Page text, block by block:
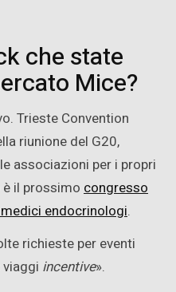
che state
Mice?
Trieste Convention
riunione del G20,
associazioni per i propri
è il prossimo congresso
endocrinologi.
richieste per eventi
incentive».